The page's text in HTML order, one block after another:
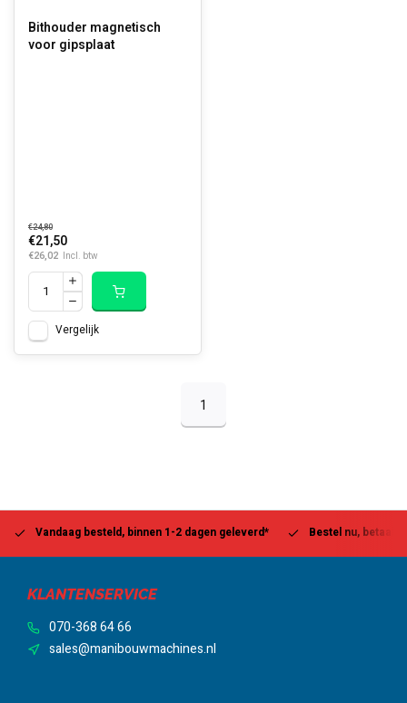
Bithouder magnetisch
voor gipsplaat
€24,80
€21,50
€26,02 Incl. btw
Vergelijk
1
Vandaag besteld, binnen 1-2 dagen geleverd* Bestel nu, betaal
KLANTENSERVICE
070-368 64 66
sales@manibouwmachines.nl